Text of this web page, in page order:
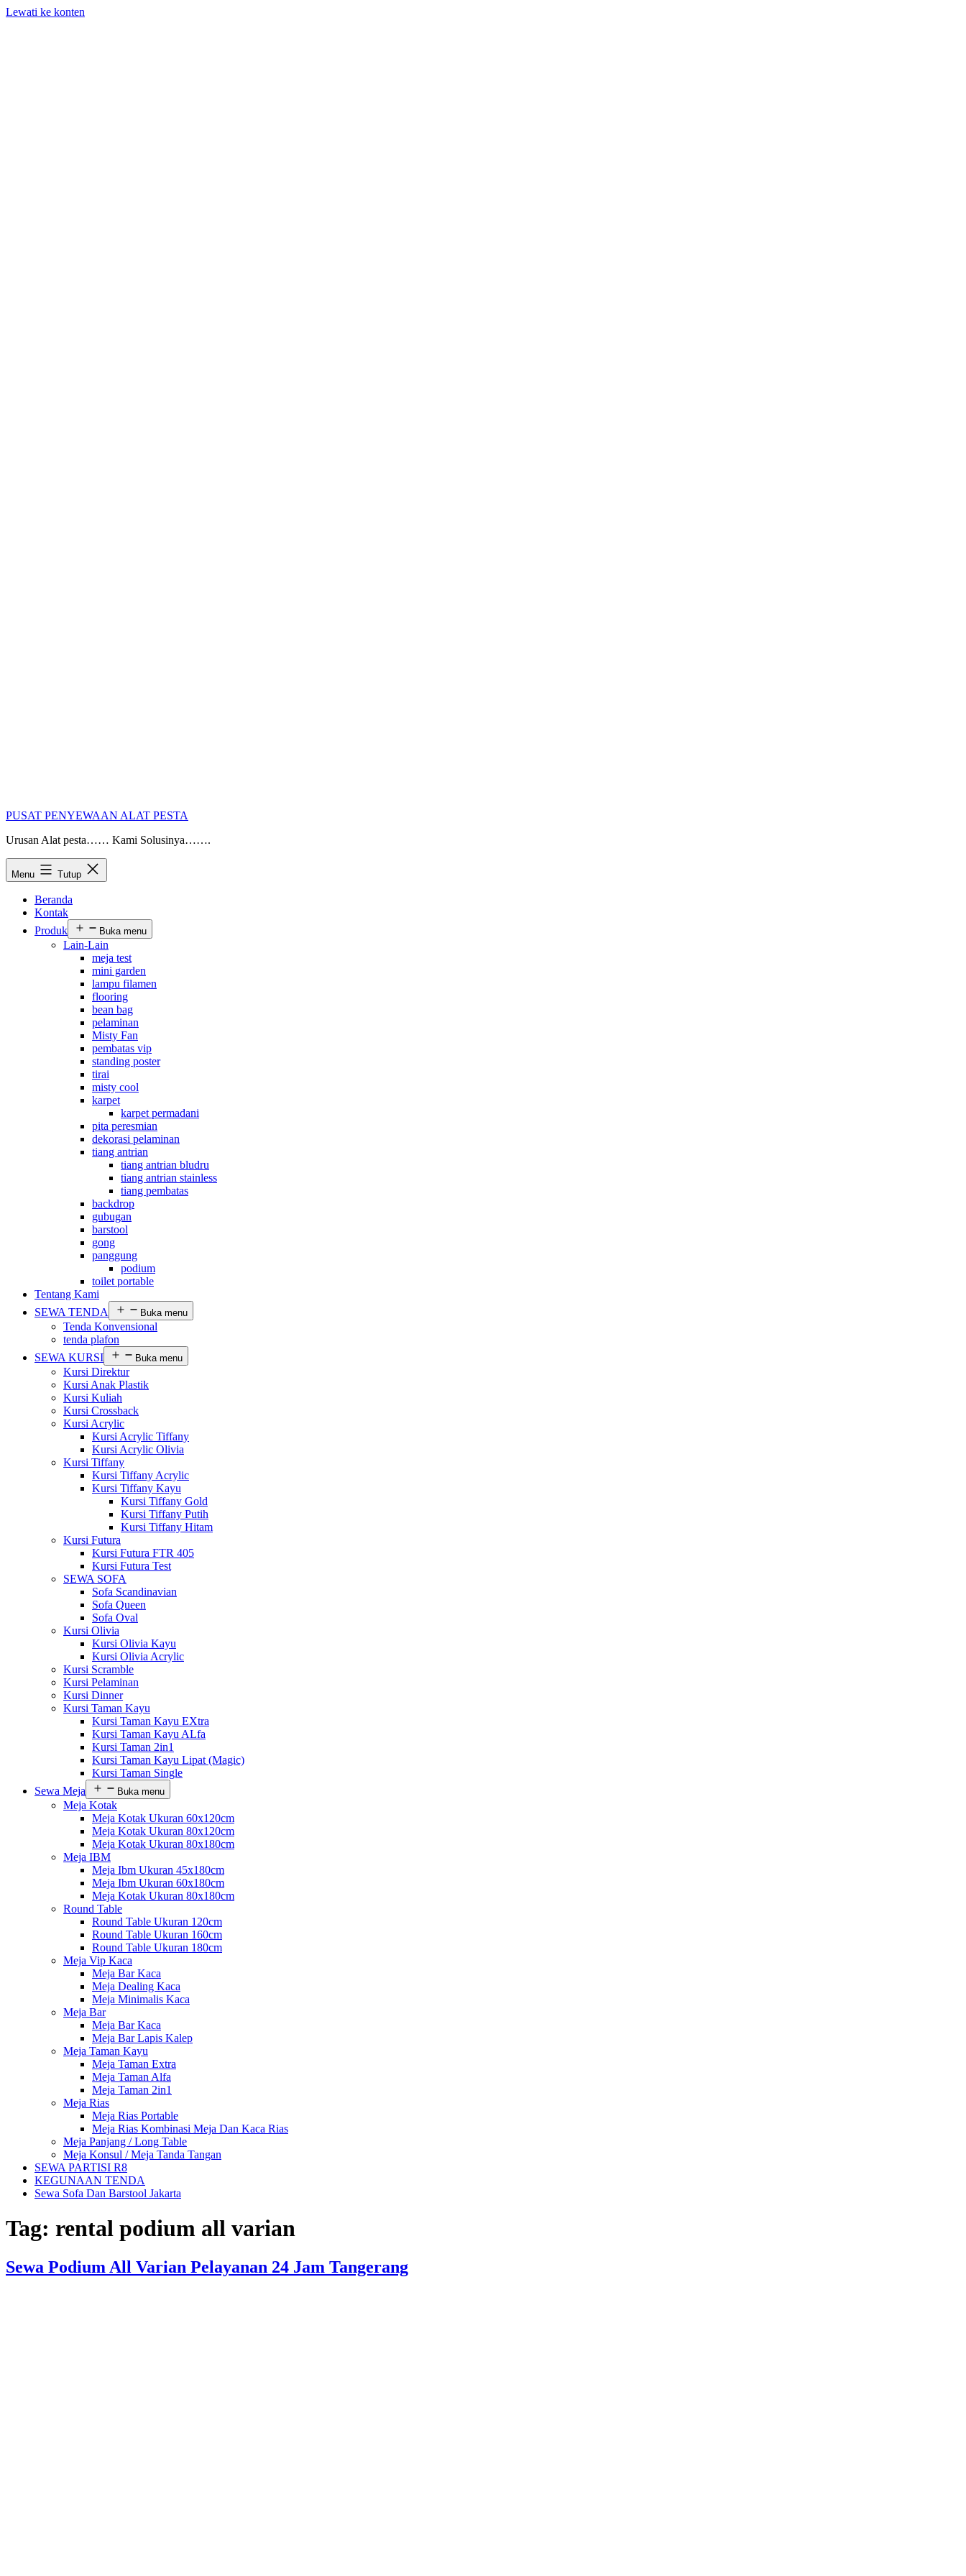
Lewati ke konten
PUSAT PENYEWAAN ALAT PESTA
Urusan Alat pesta…… Kami Solusinya…….
Menu Tutup
Beranda
Kontak
Produk
Buka menu
Lain-Lain
meja test
mini garden
lampu filamen
flooring
bean bag
pelaminan
Misty Fan
pembatas vip
standing poster
tirai
misty cool
karpet
karpet permadani
pita peresmian
dekorasi pelaminan
tiang antrian
tiang antrian bludru
tiang antrian stainless
tiang pembatas
backdrop
gubugan
barstool
gong
panggung
podium
toilet portable
Tentang Kami
SEWA TENDA
Buka menu
Tenda Konvensional
tenda plafon
SEWA KURSI
Buka menu
Kursi Direktur
Kursi Anak Plastik
Kursi Kuliah
Kursi Crossback
Kursi Acrylic
Kursi Acrylic Tiffany
Kursi Acrylic Olivia
Kursi Tiffany
Kursi Tiffany Acrylic
Kursi Tiffany Kayu
Kursi Tiffany Gold
Kursi Tiffany Putih
Kursi Tiffany Hitam
Kursi Futura
Kursi Futura FTR 405
Kursi Futura Test
SEWA SOFA
Sofa Scandinavian
Sofa Queen
Sofa Oval
Kursi Olivia
Kursi Olivia Kayu
Kursi Olivia Acrylic
Kursi Scramble
Kursi Pelaminan
Kursi Dinner
Kursi Taman Kayu
Kursi Taman Kayu EXtra
Kursi Taman Kayu ALfa
Kursi Taman 2in1
Kursi Taman Kayu Lipat (Magic)
Kursi Taman Single
Sewa Meja
Buka menu
Meja Kotak
Meja Kotak Ukuran 60x120cm
Meja Kotak Ukuran 80x120cm
Meja Kotak Ukuran 80x180cm
Meja IBM
Meja Ibm Ukuran 45x180cm
Meja Ibm Ukuran 60x180cm
Meja Kotak Ukuran 80x180cm
Round Table
Round Table Ukuran 120cm
Round Table Ukuran 160cm
Round Table Ukuran 180cm
Meja Vip Kaca
Meja Bar Kaca
Meja Dealing Kaca
Meja Minimalis Kaca
Meja Bar
Meja Bar Kaca
Meja Bar Lapis Kalep
Meja Taman Kayu
Meja Taman Extra
Meja Taman Alfa
Meja Taman 2in1
Meja Rias
Meja Rias Portable
Meja Rias Kombinasi Meja Dan Kaca Rias
Meja Panjang / Long Table
Meja Konsul / Meja Tanda Tangan
SEWA PARTISI R8
KEGUNAAN TENDA
Sewa Sofa Dan Barstool Jakarta
Tag: rental podium all varian
Sewa Podium All Varian Pelayanan 24 Jam Tangerang